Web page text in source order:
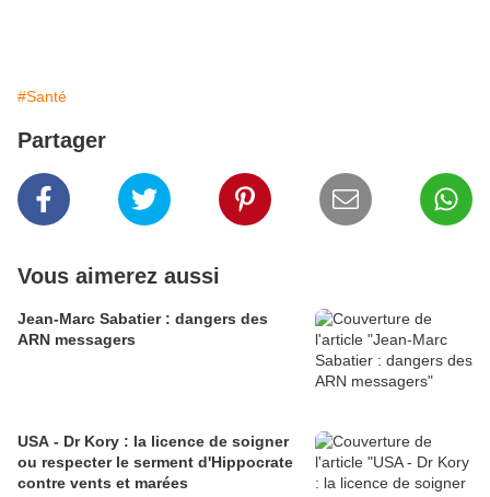
#Santé
Partager
Vous aimerez aussi
Jean-Marc Sabatier : dangers des
ARN messagers
USA - Dr Kory : la licence de soigner
ou respecter le serment d'Hippocrate
contre vents et marées